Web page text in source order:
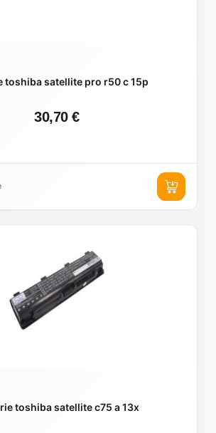
toshiba satellite pro r50 c 15p
30,70 €
toshiba satellite c75 a 13x